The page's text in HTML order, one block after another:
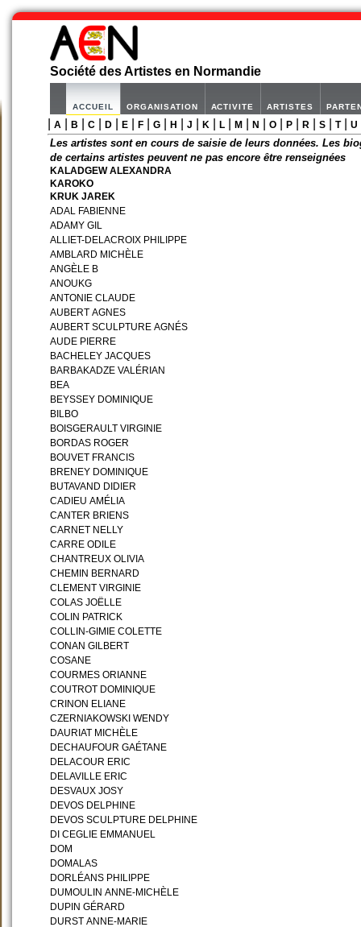
Société des Artistes en Normandie
ACCUEIL ORGANISATION ACTIVITE ARTISTES
A B C| D| E| F| G| H J K L| M| N O| P| R S| T| U
Les artistes sont en cours de saisie de leurs données. Les
de certains artistes peuvent ne pas encore être renseignées
KALADGEW ALEXANDRA
KAROKO
KRUK JAREK
ADAL FABIENNE
ADAMY GIL
ALLIET-DELACROIX PHILIPPE
AMBLARD MICHÈLE
ANGÈLE B
ANOUKG
ANTONIE CLAUDE
AUBERT AGNES
AUBERT SCULPTURE AGNÉS
AUDE PIERRE
BACHELEY JACQUES
BARBAKADZE VALÉRIAN
BEA
BEYSSEY DOMINIQUE
BILBO
BOISGERAULT VIRGINIE
BORDAS ROGER
BOUVET FRANCIS
BRENEY DOMINIQUE
BUTAVAND DIDIER
CADIEU AMÉLIA
CANTER BRIENS
CARNET NELLY
CARRE ODILE
CHANTREUX OLIVIA
CHEMIN BERNARD
CLEMENT VIRGINIE
COLAS JOËLLE
COLIN PATRICK
COLLIN-GIMIE COLETTE
CONAN GILBERT
COSANE
COURMES ORIANNE
COUTROT DOMINIQUE
CRINON ELIANE
CZERNIAKOWSKI WENDY
DAURIAT MICHÈLE
DECHAUFOUR GAÉTANE
DELACOUR ERIC
DELAVILLE ERIC
DESVAUX JOSY
DEVOS DELPHINE
DEVOS SCULPTURE DELPHINE
DI CEGLIE EMMANUEL
DOM
DOMALAS
DORLÉANS PHILIPPE
DUMOULIN ANNE-MICHÈLE
DUPIN GÉRARD
DURST ANNE-MARIE